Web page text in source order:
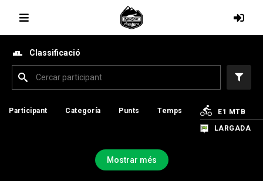
Classificació
Participant Categoría Punts Temps E1 MTB
LARGADA
Participant Categoría Punts Temps E1 MTB
LARGADA
Mostrar més